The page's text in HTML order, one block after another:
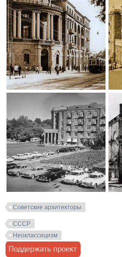
Советские архитекторы
СССР
Неоклассицизм